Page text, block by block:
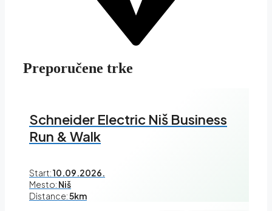
Preporučene trke
Schneider Electric Niš Business
Run & Walk
Start:10.09.2026.
Mesto: Niš
Distance:5km